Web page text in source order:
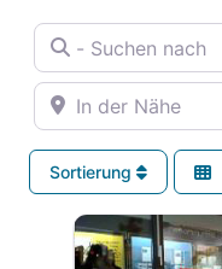
- Suchen nach
In der Nähe
Sortierung